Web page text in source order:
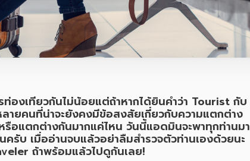
องเที่ยวกันไม่น้อยแต่ถ้าหากได้ยินคำว่า Tourist กับ
ายคนที่น่าจะยังคงมีข้อสงสัยเกี่ยวกับความแตกต่าง
อแตกต่างกันมากแค่ไหน วันนี้แอดมินจะพาทุกท่านมา
ครับ เมื่ออ่านจบแล้วอย่าลืมสำรวจตัวท่านเองด้วยนะ
ถ้าพร้อมแล้วไปดูกันเลย!